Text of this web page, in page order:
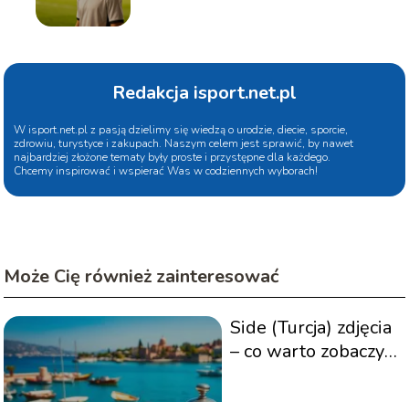
Redakcja isport.net.pl
W isport.net.pl z pasją dzielimy się wiedzą o urodzie, diecie, sporcie,
zdrowiu, turystyce i zakupach. Naszym celem jest sprawić, by nawet
najbardziej złożone tematy były proste i przystępne dla każdego.
Chcemy inspirować i wspierać Was w codziennych wyborach!
Może Cię również zainteresować
Side (Turcja) zdjęcia
– co warto zobaczyć